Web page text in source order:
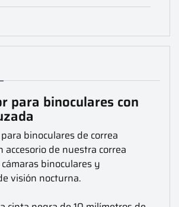
para binoculares con
binoculares de correa
accesorio de nuestra correa
binoculares y
visión nocturna.